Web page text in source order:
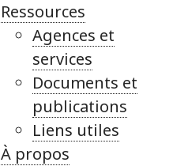
Ressources
Agences et
services
Documents et
publications
Liens utiles
À propos